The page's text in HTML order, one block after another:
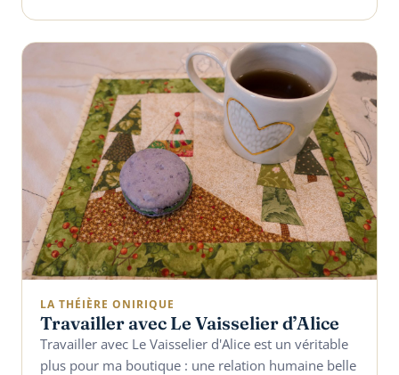
LA THÉIÈRE ONIRIQUE
Travailler avec Le Vaisselier d’Alice
Travailler avec Le Vaisselier d'Alice est un véritable
plus pour ma boutique : une relation humaine belle